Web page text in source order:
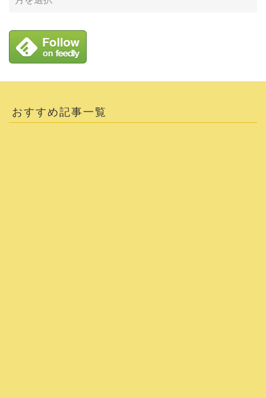
おすすめ記事一覧